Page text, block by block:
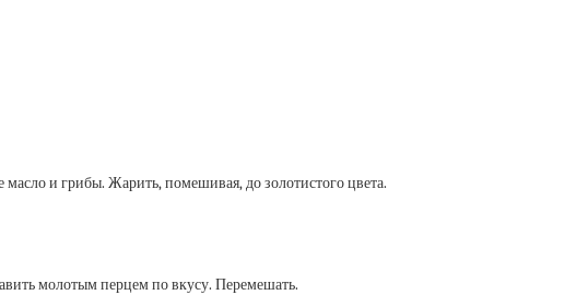
и грибы. Жарить, помешивая, до золотистого цвета.
молотым перцем по вкусу. Перемешать.